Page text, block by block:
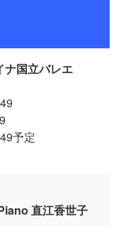
国立バレエ
予定
直江香世子